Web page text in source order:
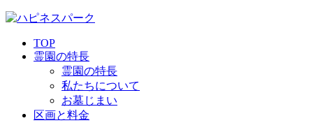
TOP
霊園の特長
霊園の特長
私たちについて
お墓じまい
区画と料金